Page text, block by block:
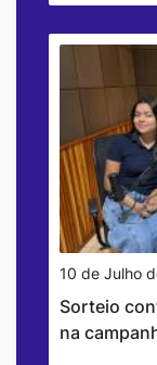
10 de Julho
Sorteio
na